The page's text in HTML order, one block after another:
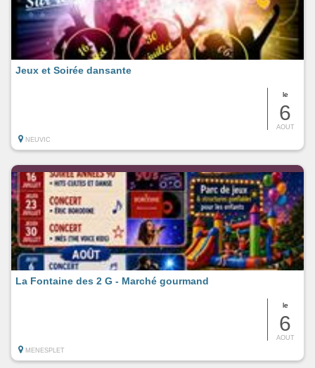
le
6
AOUT
Jeux et Soirée dansante
NEUVIC
le
6
AOUT
La Fontaine des 2 G - Marché gourmand
MENESPLET